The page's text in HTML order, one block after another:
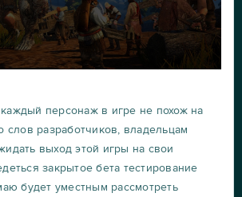
персонаж в игре не похож на
слов разработчиков, владельцам
выход этой игры на свои
закрытое бета тестирование
будет уместным рассмотреть